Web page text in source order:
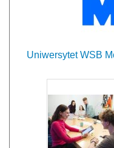
Uniwersytet WSB